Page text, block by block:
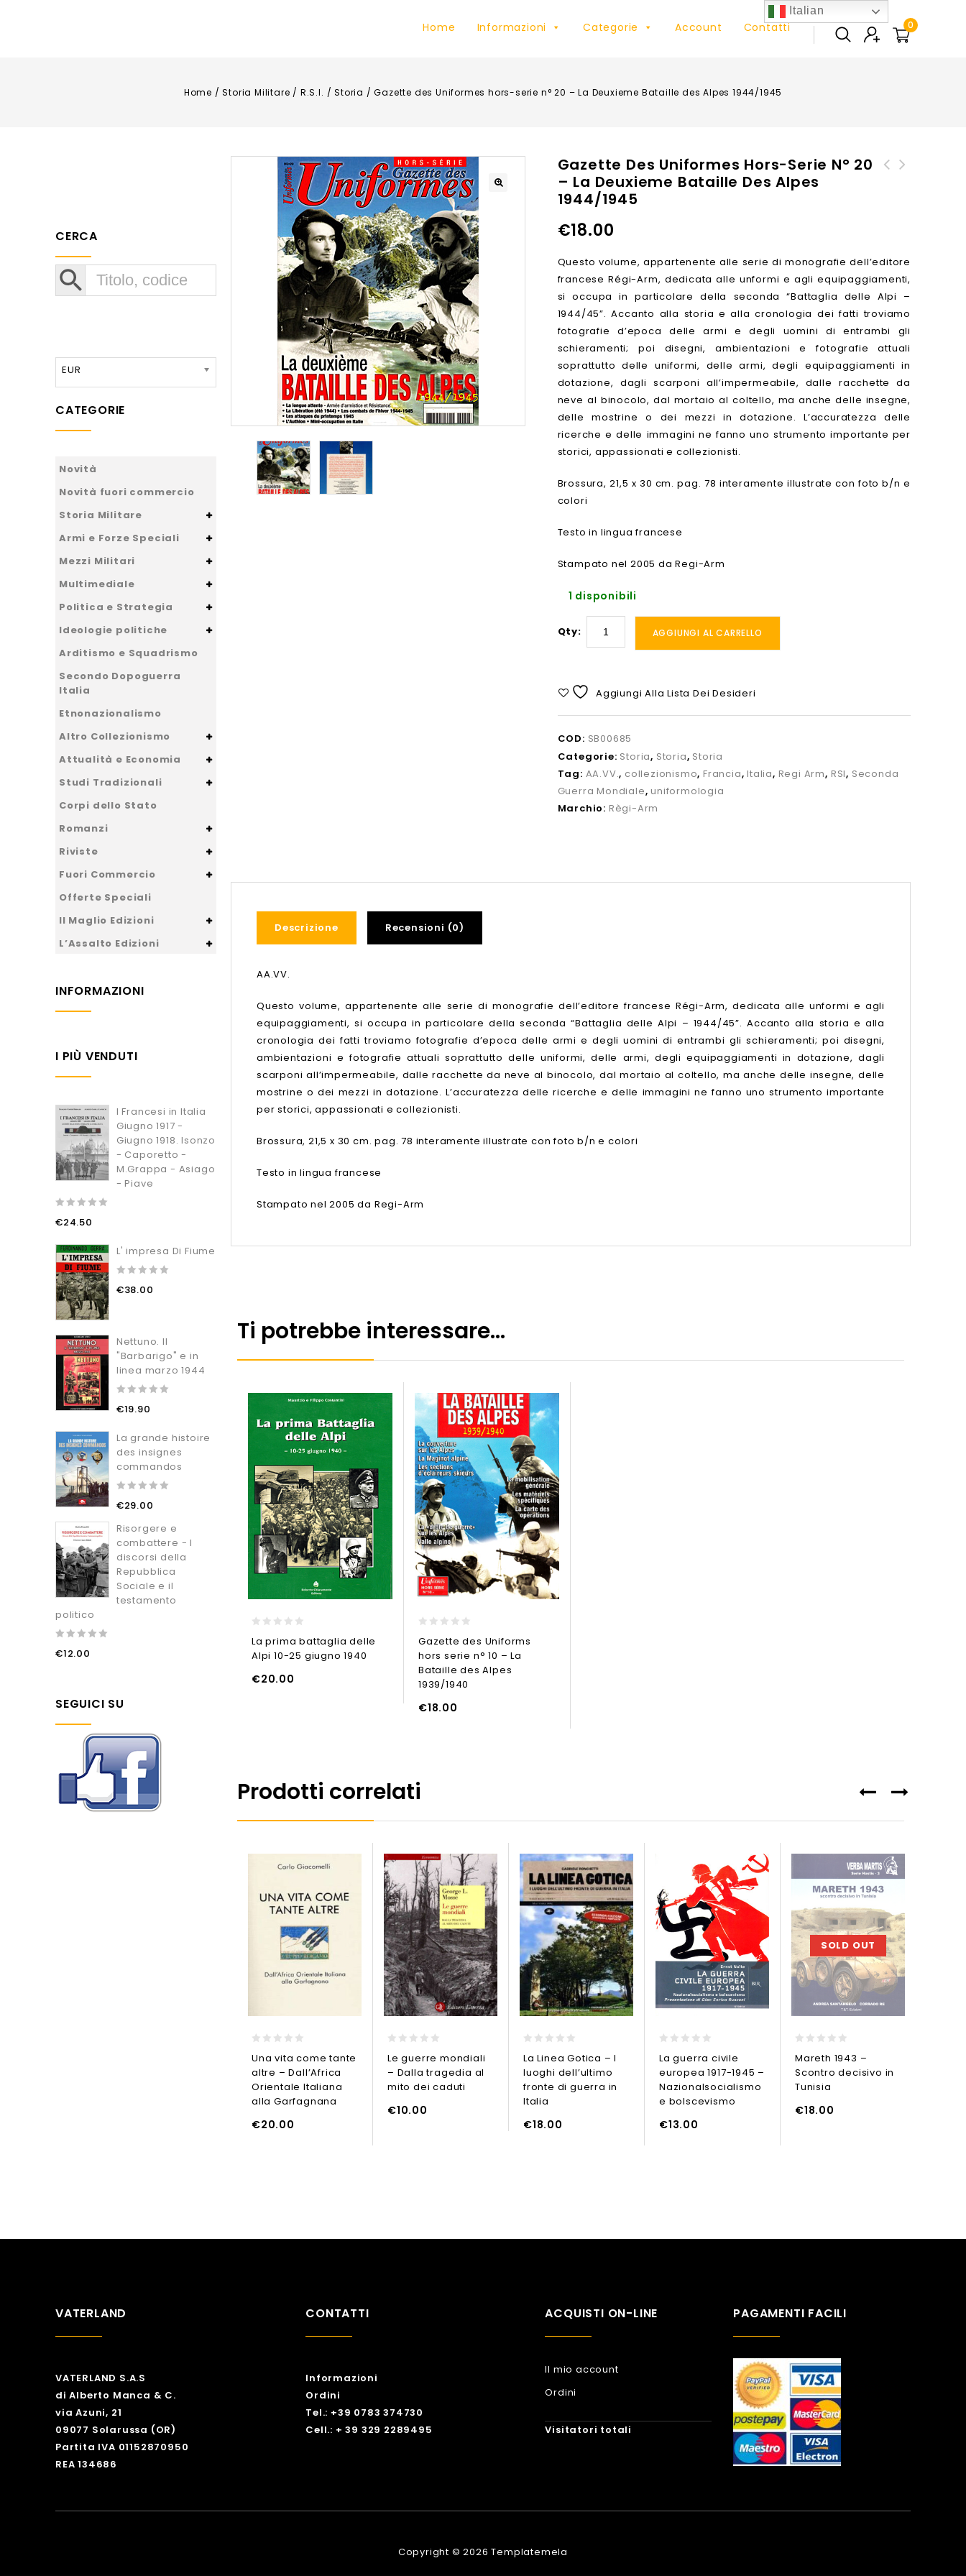
0
Home Informazioni Categorie Account Contatti
Home /Storia Militare / R.S.I. /Storia /Gazette des Uniformes hors-serie n° 20 – La Deuxieme Bataille des Alpes 1944/1945
Gazette Des Uniformes Hors-Serie N° 20
– La Deuxieme Bataille Des Alpes
1944/1945
€18.00
Questo volume, appartenente alle serie di monografie dell’editore
francese Régi-Arm, dedicata alle unformi e agli equipaggiamenti,
si occupa in particolare della seconda “Battaglia delle Alpi –
1944/45”. Accanto alla storia e alla cronologia dei fatti troviamo
fotografie d’epoca delle armi e degli uomini di entrambi gli
schieramenti; poi disegni, ambientazioni e fotografie attuali
soprattutto delle uniformi, delle armi, degli equipaggiamenti in
dotazione, dagli scarponi all’impermeabile, dalle racchette da
neve al binocolo, dal mortaio al coltello, ma anche delle insegne,
delle mostrine o dei mezzi in dotazione. L’accuratezza delle
ricerche e delle immagini ne fanno uno strumento importante per
storici, appassionati e collezionisti.
Brossura, 21,5 x 30 cm. pag. 78 interamente illustrate con foto b/n e
colori
Testo in lingua francese
Stampato nel 2005 da Regi-Arm
1 disponibili
Qty: AGGIUNGI AL CARRELLO
Aggiungi Alla Lista Dei Desideri
COD: SB00685
Categorie: Storia, Storia, Storia
Tag: AA.VV., collezionismo,Francia,Italia, Regi Arm, RSI, Seconda
Guerra Mondiale,uniformologia
Marchio: Règi-Arm
Descrizione Recensioni (0)
AA.VV.
Questo volume, appartenente alle serie di monografie dell’editore francese Régi-Arm, dedicata alle unformi e agli
equipaggiamenti, si occupa in particolare della seconda “Battaglia delle Alpi – 1944/45”. Accanto alla storia e alla
cronologia dei fatti troviamo fotografie d’epoca delle armi e degli uomini di entrambi gli schieramenti; poi disegni,
ambientazioni e fotografie attuali soprattutto delle uniformi, delle armi, degli equipaggiamenti in dotazione, dagli
scarponi all’impermeabile, dalle racchette da neve al binocolo, dal mortaio al coltello, ma anche delle insegne, delle
mostrine o dei mezzi in dotazione. L’accuratezza delle ricerche e delle immagini ne fanno uno strumento importante
per storici, appassionati e collezionisti.
Brossura, 21,5 x 30 cm. pag. 78 interamente illustrate con foto b/n e colori
Testo in lingua francese
Stampato nel 2005 da Regi-Arm
Ti potrebbe interessare…
out
of
La prima battaglia delle
Alpi 10-25 giugno 1940
€20.00
out
of
5
Gazette des Uniforms
hors serie n° 10 – La
Bataille des Alpes
1939/1940
€18.00
Prodotti correlati
out
of
5
Una vita come tante
altre – Dall’Africa
Orientale Italiana
alla Garfagnana
€20.00
out
of
Le guerre mondiali
– Dalla tragedia al
mito dei caduti
€10.00
AGGIUNGI AL CARRELLO
out
of
5
La Linea Gotica – I
luoghi dell’ultimo
fronte di guerra in
Italia
€18.00
AGGIUNGI AL CARRELLO
out
of
5
La guerra civile
europea 1917-1945 –
Nazionalsocialismo
e bolscevismo
€13.00
AGGIUNGI AL CARRELLO
SOLD OUT
out
of
5
Mareth 1943 –
Scontro decisivo in
Tunisia
€18.00
LEGGI TUTTO
CERCA
EUR
CATEGORIE
Novità
Novità fuori commercio
Storia Militare
Armi e Forze Speciali
Mezzi Militari
Multimediale
Politica e Strategia
Ideologie politiche
Arditismo e Squadrismo
Secondo Dopoguerra
Italia
Etnonazionalismo
Altro Collezionismo
Attualità e Economia
Studi Tradizionali
Corpi dello Stato
Romanzi
Riviste
Fuori Commercio
Offerte Speciali
Il Maglio Edizioni
L’Assalto Edizioni
INFORMAZIONI
I PIÙ VENDUTI
I Francesi in Italia
Giugno 1917 -
Giugno 1918. Isonzo
- Caporetto -
M.Grappa - Asiago
- Piave
out
5
€24.50
L' impresa Di Fiume
out
€38.00
Nettuno. Il
"Barbarigo" e in
linea marzo 1944
out
5
€19.90
La grande histoire
des insignes
commandos
out
5
€29.00
Risorgere e
combattere - I
discorsi della
Repubblica
Sociale e il
testamento
politico
out
€12.00
SEGUICI SU
VATERLAND
VATERLAND S.A.S
di Alberto Manca & C.
via Azuni, 21
09077 Solarussa (OR)
Partita IVA 01152870950
REA 134686
CONTATTI
Informazioni
Ordini
Tel.: +39 0783 374730
Cell.: + 39 329 2289495
ACQUISTI ON-LINE
Il mio account
Ordini
Visitatori totali
PAGAMENTI FACILI
Copyright © 2026 Templatemela
Italian